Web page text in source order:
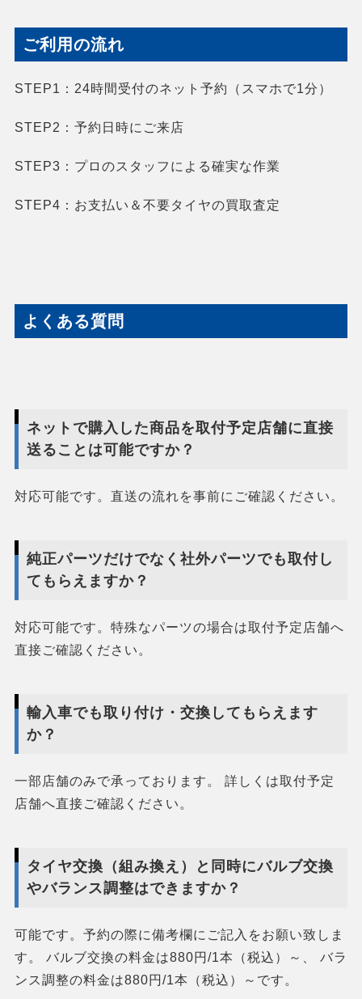
ご利用の流れ
STEP1： 24時間受付のネット予約（スマホで1分）
STEP2： 予約日時にご来店
STEP3： プロのスタッフによる確実な作業
STEP4： お支払い＆不要タイヤの買取査定
よくある質問
ネットで購入した商品を取付予定店舗に直接
送ることは可能ですか？
対応可能です。直送の流れを事前にご確認ください。
純正パーツだけでなく社外パーツでも取付し
てもらえますか？
対応可能です。特殊なパーツの場合は取付予定店舗へ
直接ご確認ください。
輸入車でも取り付け・交換してもらえます
か？
一部店舗のみで承っております。 詳しくは取付予定
店舗へ直接ご確認ください。
タイヤ交換（組み換え）と同時にバルブ交換
やバランス調整はできますか？
可能です。予約の際に備考欄にご記入をお願い致しま
す。 バルブ交換の料金は880円/1本（税込）～、 バラ
ンス調整の料金は880円/1本（税込）～です。